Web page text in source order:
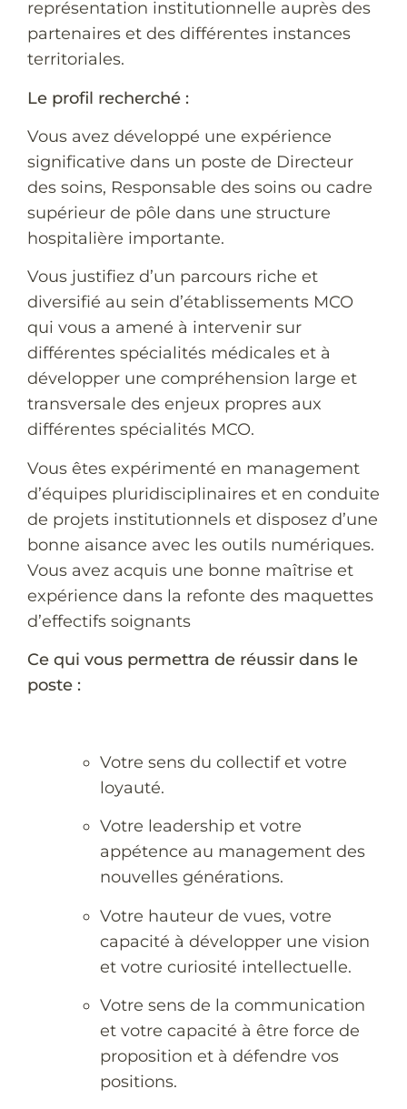
représentation institutionnelle auprès des
partenaires et des différentes instances
territoriales.
Le profil recherché :
Vous avez développé une expérience
significative dans un poste de Directeur
des soins, Responsable des soins ou cadre
supérieur de pôle dans une structure
hospitalière importante.
Vous justifiez d’un parcours riche et
diversifié au sein d’établissements MCO
qui vous a amené à intervenir sur
différentes spécialités médicales et à
développer une compréhension large et
transversale des enjeux propres aux
différentes spécialités MCO.
Vous êtes expérimenté en management
d’équipes pluridisciplinaires et en conduite
de projets institutionnels et disposez d’une
bonne aisance avec les outils numériques.
Vous avez acquis une bonne maîtrise et
expérience dans la refonte des maquettes
d’effectifs soignants
Ce qui vous permettra de réussir dans le
poste :
Votre sens du collectif et votre
loyauté.
Votre leadership et votre
appétence au management des
nouvelles générations.
Votre hauteur de vues, votre
capacité à développer une vision
et votre curiosité intellectuelle.
Votre sens de la communication
et votre capacité à être force de
proposition et à défendre vos
positions.